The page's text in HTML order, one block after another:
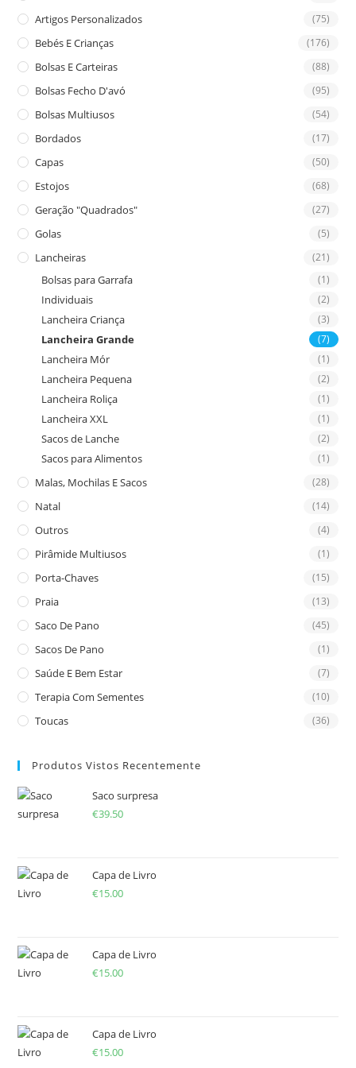
Artigos Personalizados (75)
Bebés E Crianças (176)
Bolsas E Carteiras (88)
Bolsas Fecho D'avó (95)
Bolsas Multiusos (54)
Bordados (17)
Capas (50)
Estojos (68)
Geração "Quadrados" (27)
Golas (5)
Lancheiras (21)
Bolsas para Garrafa (1)
Individuais (2)
Lancheira Criança (3)
Lancheira Grande (7)
Lancheira Mór (1)
Lancheira Pequena (2)
Lancheira Roliça (1)
Lancheira XXL (1)
Sacos de Lanche (2)
Sacos para Alimentos (1)
Malas, Mochilas E Sacos (28)
Natal (14)
Outros (4)
Pirâmide Multiusos (1)
Porta-Chaves (15)
Praia (13)
Saco De Pano (45)
Sacos De Pano (1)
Saúde E Bem Estar (7)
Terapia Com Sementes (10)
Toucas (36)
Produtos Vistos Recentemente
Saco surpresa
€39.50
Capa de Livro
€15.00
Capa de Livro
€15.00
Capa de Livro
€15.00